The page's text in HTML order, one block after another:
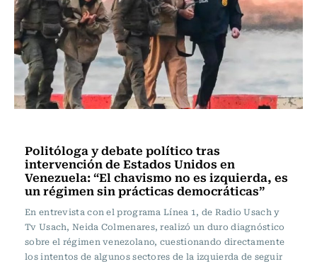
Politóloga y debate político tras
intervención de Estados Unidos en
Venezuela: “El chavismo no es izquierda, es
un régimen sin prácticas democráticas”
En entrevista con el programa Línea 1, de Radio Usach y
Tv Usach, Neida Colmenares, realizó un duro diagnóstico
sobre el régimen venezolano, cuestionando directamente
los intentos de algunos sectores de la izquierda de seguir